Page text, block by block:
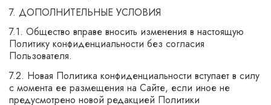
7. ДОПОЛНИТЕЛЬНЫЕ УСЛОВИЯ
7.1. Общество вправе вносить изменения в настоящую
Политику конфиденциальности без согласия
Пользователя.
7.2. Новая Политика конфиденциальности вступает в силу
с момента ее размещения на Сайте, если иное не
предусмотрено новой редакцией Политики